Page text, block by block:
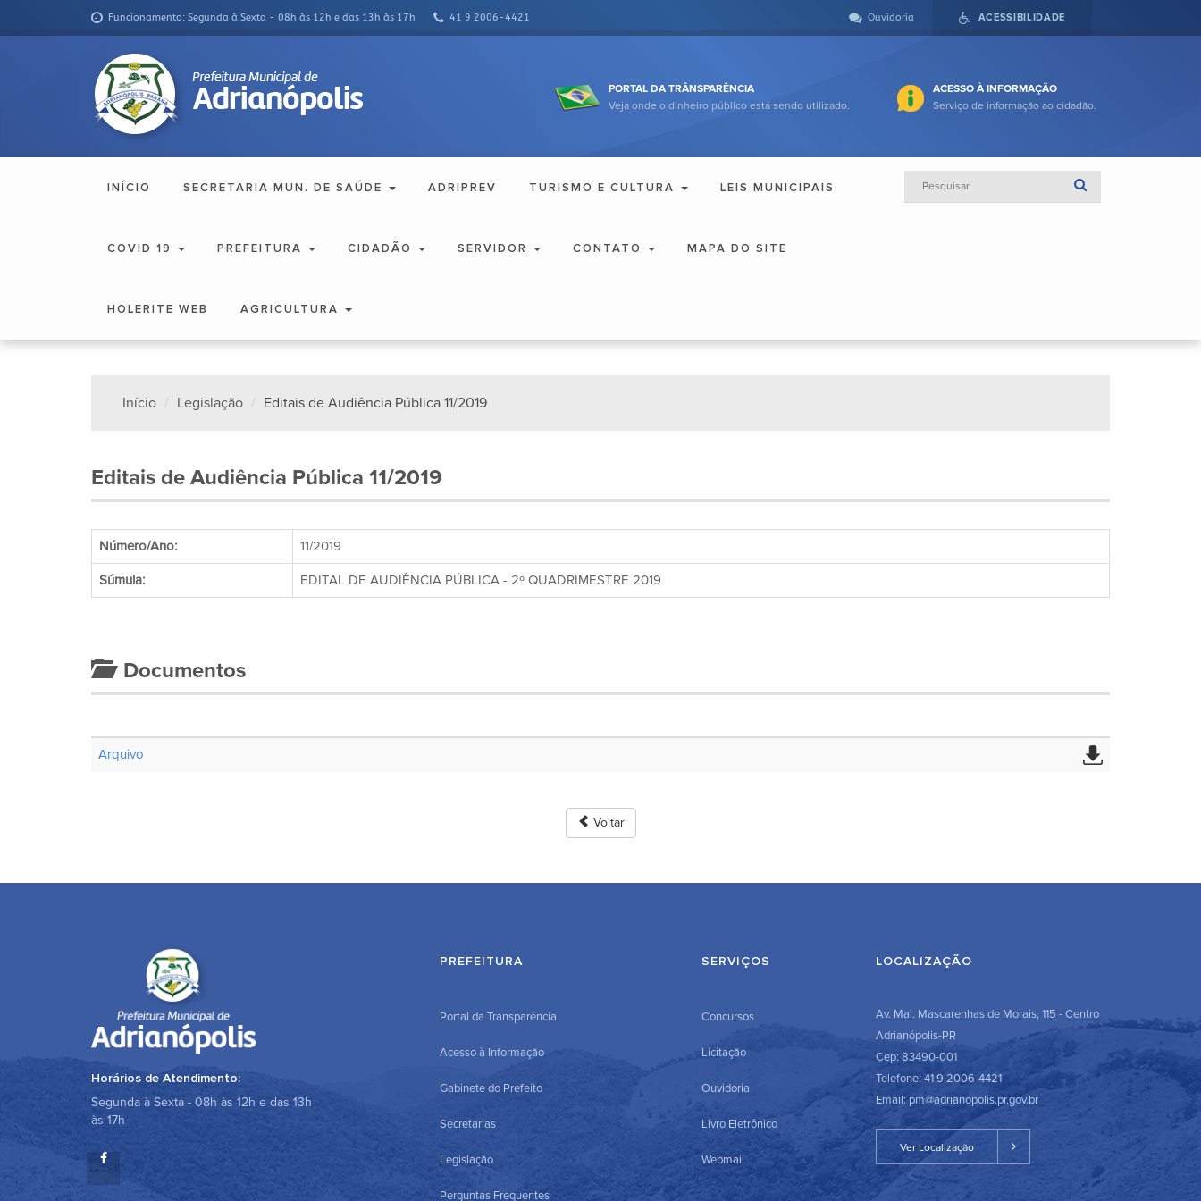
Funcionamento: Segunda à Sexta - 08h às 12h e das 13h às 17h 41 9 2006-4421 ACESSIBILIDADE
Ouvidoria
PORTAL DA TRÂNSPARÊNCIA
Veja onde o dinheiro público está sendo utilizado.
ACESSO À INFORMAÇÃO
Serviço de informação ao cidadão.
INÍCIO SECRETARIA MUN. DE SAÚDE ADRIPREV TURISMO E CULTURA LEIS MUNICIPAIS
COVID 19 PREFEITURA CIDADÃO SERVIDOR CONTATO MAPA DO SITE
HOLERITE WEB AGRICULTURA
Início Legislação Editais de Audiência Pública 11/2019
Editais de Audiência Pública 11/2019
Número/Ano: 11/2019
Súmula: EDITAL DE AUDIÊNCIA PÚBLICA - 2º QUADRIMESTRE 2019
Documentos
Arquivo
Voltar
Horários de Atendimento:
Segunda à Sexta - 08h às 12h e das 13h
às 17h
PREFEITURA
Portal da Transparência
Acesso à Informação
Gabinete do Prefeito
Secretarias
Legislação
Perguntas Frequentes
SERVIÇOS
Concursos
Licitação
Ouvidoria
Livro Eletrônico
Webmail
LOCALIZAÇÃO
Av. Mal. Mascarenhas de Morais, 115 - Centro
Adrianópolis-PR
Cep: 83490-001
Telefone: 41 9 2006-4421
Email: pm@adrianopolis.pr.gov.br
Ver Localização